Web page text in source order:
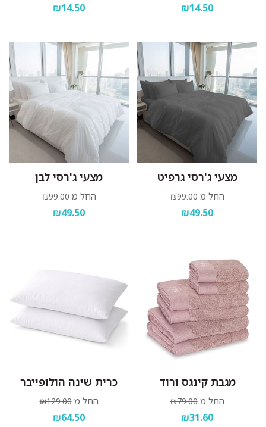
₪14.50
₪14.50
מצעי ג'רסי גרפיט
החל מ ₪99.00
₪49.50
מצעי ג'רסי לבן
החל מ ₪99.00
₪49.50
מגבת קינגס ורוד
החל מ ₪79.00
₪31.60
כרית שינה הולופייבר
החל מ ₪129.00
₪64.50